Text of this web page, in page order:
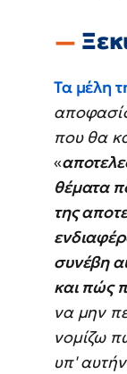
Τα μέλη
που θα
«
θέματα
της
συνέβη
και πώς
να μην
νομίζω
υπ'